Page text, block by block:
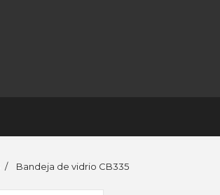
Bandeja de vidrio CB335